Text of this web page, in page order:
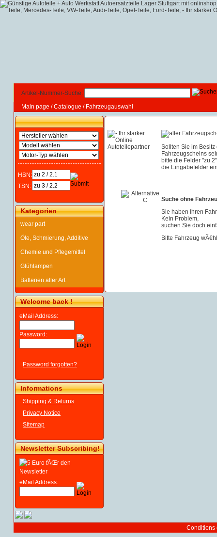
Artikel-Nummer-Suche:
Main page /Catalogue / Fahrzeugauswahl
HSN:
TSN:
Kategorien
wear part
Öle, Schmierung, Additive
Chemie und Pflegemittel
Glühlampen
Batterien aller Art
Welcome back !
eMail Address:
Password:
Password forgotten?
Informations
Shipping & Returns
Privacy Notice
Sitemap
Newsletter Subscribing!
eMail Address:
Sollten Sie im Besitz
Fahrzeugscheins
bitte die Felder "zu
die Eingabefelder
Suche ohne
Sie haben Ihren
Kein Problem,
suchen Sie doch
Bitte Fahrzeug
Conditions